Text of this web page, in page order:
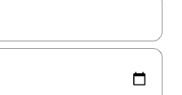
disponíveis, explore-os